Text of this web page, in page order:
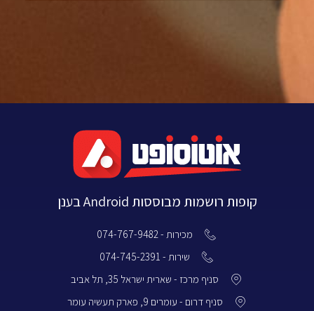
קופות רושמות מבוססות Android בענן
מכירות - 074-767-9482
שירות - 074-745-2391
סניף מרכז - שארית ישראל 35, תל אביב
סניף דרום - עומרים 9, פארק תעשיה עומר